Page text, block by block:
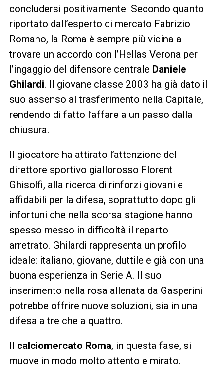
concludersi positivamente. Secondo quanto
riportato dall’esperto di mercato Fabrizio
Romano, la Roma è sempre più vicina a
trovare un accordo con l’Hellas Verona per
l’ingaggio del difensore centrale Daniele
Ghilardi. Il giovane classe 2003 ha già dato il
suo assenso al trasferimento nella Capitale,
rendendo di fatto l’affare a un passo dalla
chiusura.
Il giocatore ha attirato l’attenzione del
direttore sportivo giallorosso Florent
Ghisolfi, alla ricerca di rinforzi giovani e
affidabili per la difesa, soprattutto dopo gli
infortuni che nella scorsa stagione hanno
spesso messo in difficoltà il reparto
arretrato. Ghilardi rappresenta un profilo
ideale: italiano, giovane, duttile e già con una
buona esperienza in Serie A. Il suo
inserimento nella rosa allenata da Gasperini
potrebbe offrire nuove soluzioni, sia in una
difesa a tre che a quattro.
Il calciomercato Roma, in questa fase, si
muove in modo molto attento e mirato.